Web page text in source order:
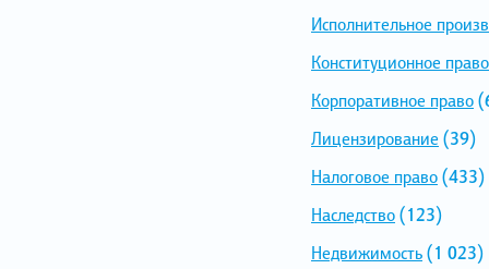
Исполнительное
Конституционное право
Корпоративное право
Лицензирование (39)
Налоговое право(433)
Наследство(123)
Недвижимость(1 023)